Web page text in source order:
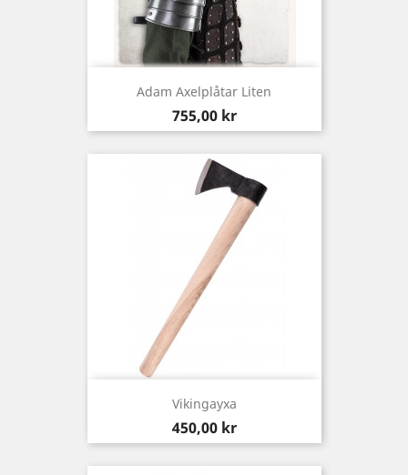
Adam Axelplåtar Liten
Pris
755,00 kr
Vikingayxa
Pris
450,00 kr